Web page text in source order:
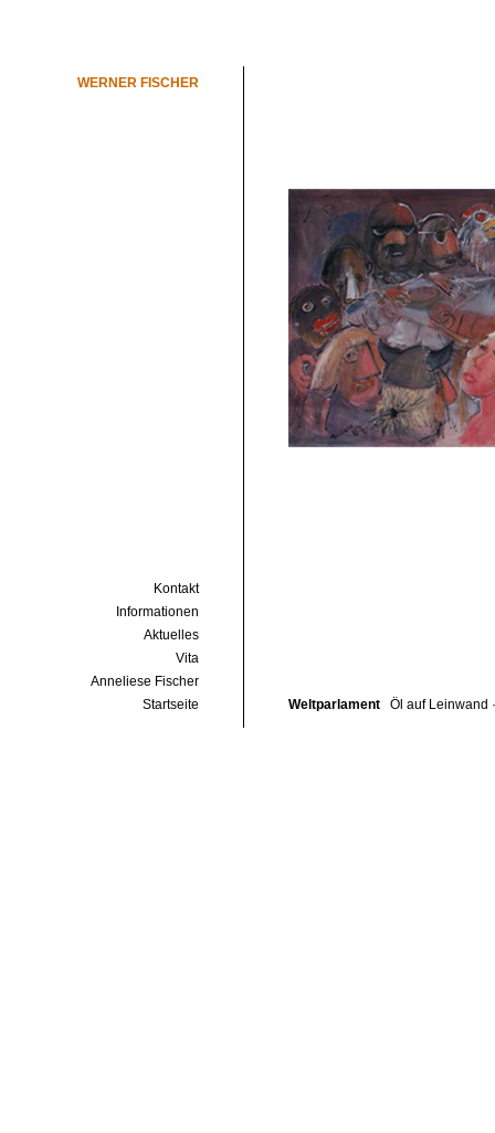
WERNER FISCHER
Kontakt
Informationen
Aktuelles
Vita
Anneliese Fischer
Startseite
Weltparlament Öl auf Leinwand